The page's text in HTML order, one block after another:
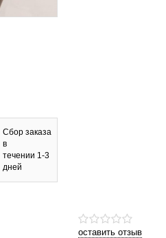
Сбор заказа
в
течении 1-3
дней
оставить отзыв